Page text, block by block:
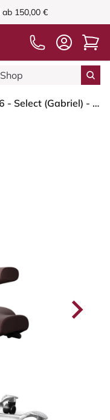
ab 150,00 €
HÅG Capisco 8106 - Select (Gabriel) - Wolle / Polyamid - SC61186 - Chestnut - Blush Rose - 200 mm (Sitzhöhe 46-64cm) - Harte Rollen für weiche Böden